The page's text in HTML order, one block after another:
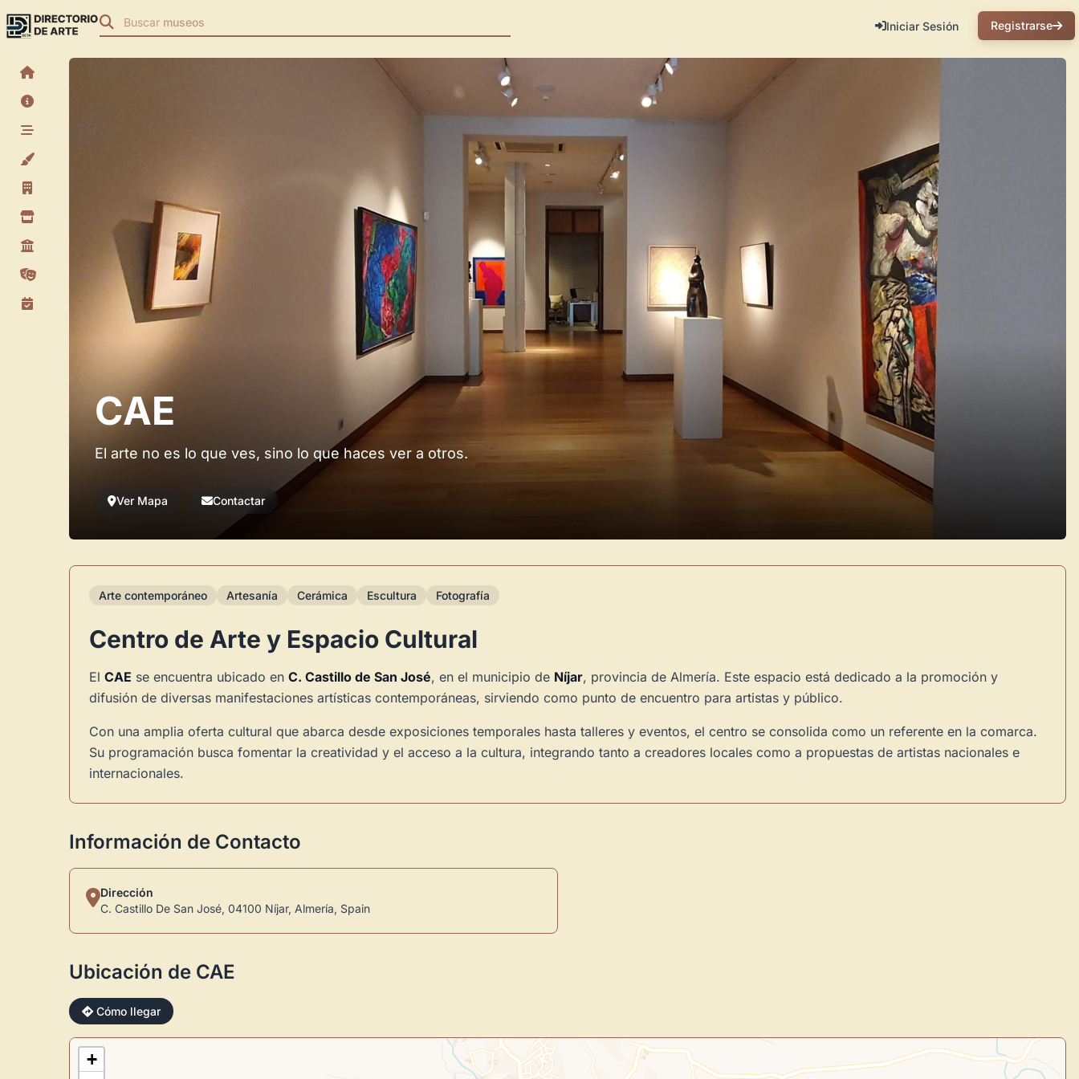
Buscar museos Iniciar Sesión Registrarse
CAE
El arte no es lo que ves, sino lo que haces ver a otros.
Ver Mapa Contactar
Arte contemporáneo Artesanía Cerámica Escultura Fotografía
Centro de Arte y Espacio Cultural
El CAE se encuentra ubicado en C. Castillo de San José, en el municipio de Níjar, provincia de Almería. Este espacio está dedicado a la promoción y
difusión de diversas manifestaciones artísticas contemporáneas, sirviendo como punto de encuentro para artistas y público.
Con una amplia oferta cultural que abarca desde exposiciones temporales hasta talleres y eventos, el centro se consolida como un referente en la comarca.
Su programación busca fomentar la creatividad y el acceso a la cultura, integrando tanto a creadores locales como a propuestas de artistas nacionales e
internacionales.
Información de Contacto
Dirección
C. Castillo De San José, 04100 Níjar, Almería, Spain
Ubicación de CAE
Cómo llegar
+
Novedad: Tu Panel de Usuario